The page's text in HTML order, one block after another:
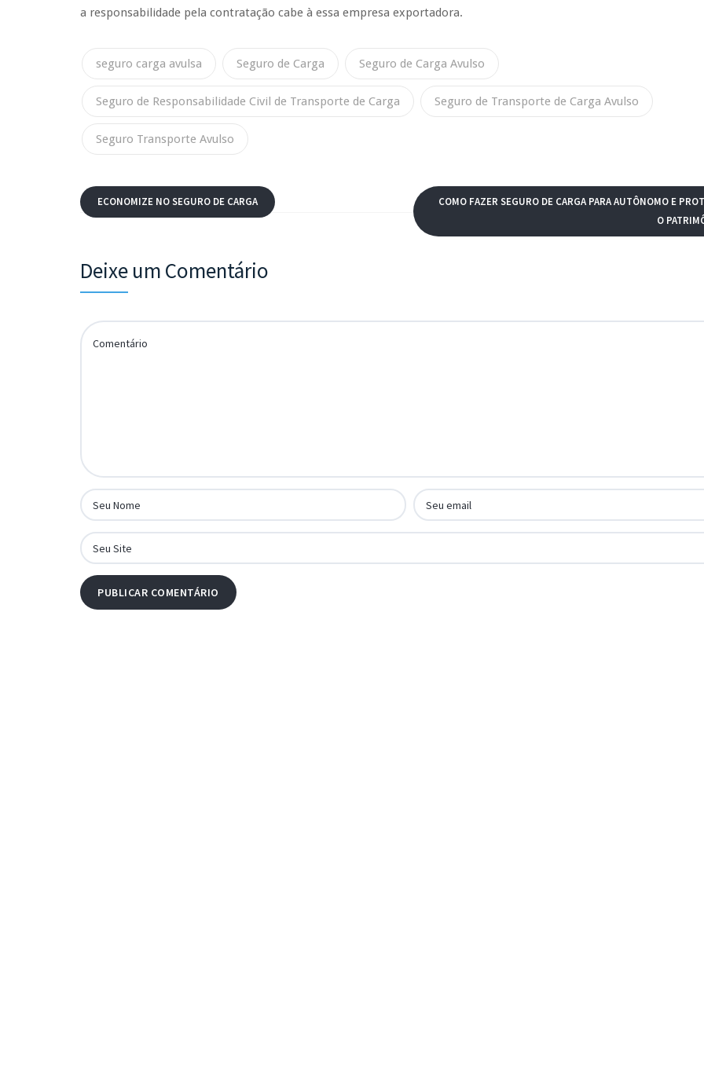
a responsabilidade pela contratação cabe à essa empresa exportadora.
seguro carga avulsa Seguro de Carga Seguro de Carga Avulso
Seguro de Responsabilidade Civil de Transporte de Carga Seguro de Transporte de Carga Avulso
Seguro Transporte Avulso
ECONOMIZE NO SEGURO DE CARGA
COMO FAZER SEGURO DE CARGA PARA AUTÔNOMO E
O
Deixe um Comentário